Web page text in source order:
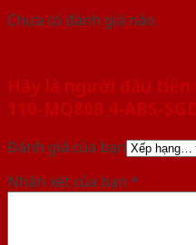
Chưa có đánh giá nào.
Hãy là người đầu tiên
110-MQ808 4-ABS-
Đánh giá của bạn
Nhận xét của bạn *